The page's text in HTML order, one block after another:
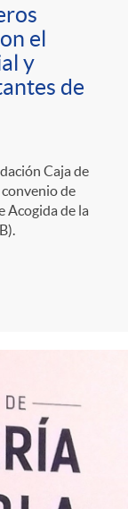
el
y
de
Caja de
de
Acogida de la